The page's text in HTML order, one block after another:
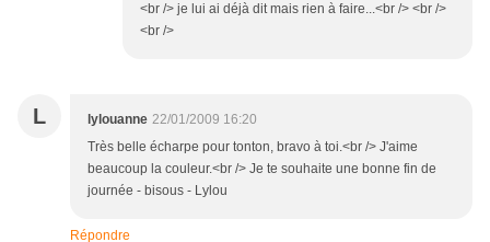
<br /> je lui ai déjà dit mais rien à faire...<br /> <br />
<br />
L lylouanne 22/01/2009 16:20
Très belle écharpe pour tonton, bravo à toi.<br /> J'aime
beaucoup la couleur.<br /> Je te souhaite une bonne fin de
journée - bisous - Lylou
Répondre